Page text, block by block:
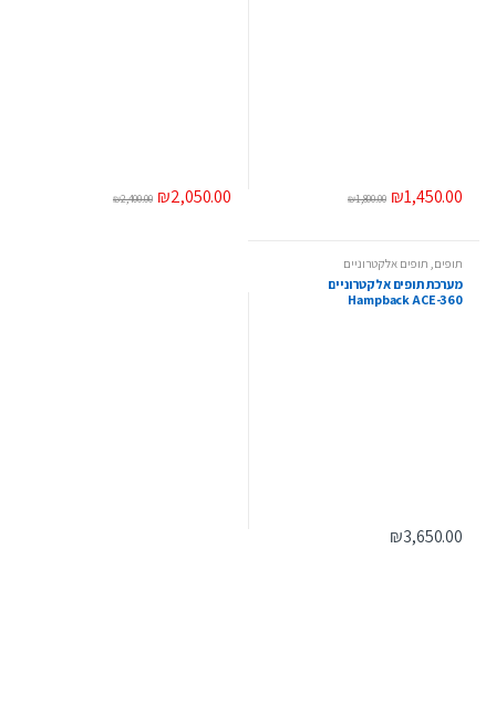
₪1,450.00
₪1,800.00
₪2,050.00
₪2,400.00
תופים, תופים אלקטרוניים
מערכת תופים אלקטרוניים
Hampback ACE-360
₪3,650.00